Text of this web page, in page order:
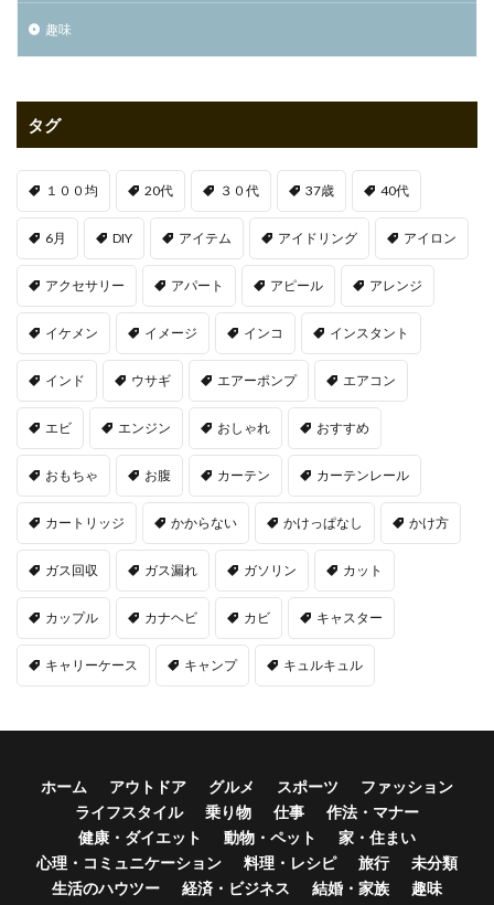
趣味
タグ
１００均 20代 ３０代 37歳 40代
6月 DIY アイテム アイドリング アイロン
アクセサリー アパート アピール アレンジ
イケメン イメージ インコ インスタント
インド ウサギ エアーポンプ エアコン
エビ エンジン おしゃれ おすすめ
おもちゃ お腹 カーテン カーテンレール
カートリッジ かからない かけっぱなし かけ方
ガス回収 ガス漏れ ガソリン カット
カップル カナヘビ カビ キャスター
キャリーケース キャンプ キュルキュル
ホーム アウトドア グルメ スポーツ
ファッション
ライフスタイル
乗り物 仕事
作法・マナー
健康・ダイエット
動物・ペット
家・住まい
心理・コミュニケーション
料理・レシピ 旅行
未分類
生活のハウツー
経済・ビジネス 結婚・家族
趣味